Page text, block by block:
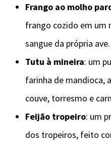
Frango ao molho
frango cozido em um
sangue da própria ave.
Tutu à mineira: um
farinha de mandioca,
couve, torresmo e
Feijão tropeiro: um
dos tropeiros, feito